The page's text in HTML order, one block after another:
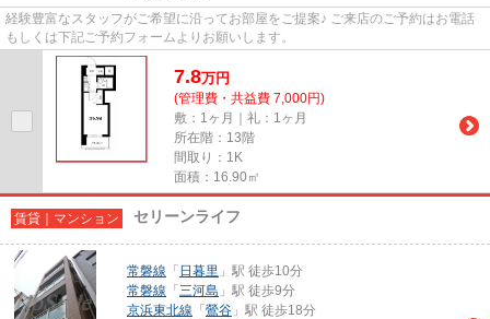
経験豊富なスタッフがご希望に沿ってお部屋をご提案♪ ご来店のご予約はお電話
もしくは下記ご予約フォームよりお願いします。
7.8万円
(管理費・共益費 7,000円)
敷：1ヶ月｜礼：1ヶ月
所在階：13階
間取り：1K
面積：16.90㎡
賃貸｜マンション セリーンライフ
常磐線 「 日暮里 」駅 徒歩10分
常磐線 「 三河島 」駅 徒歩9分
京浜東北線 「 鶯谷 」駅 徒歩18分